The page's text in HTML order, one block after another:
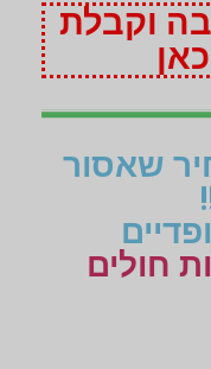
וקבלת
שאסור
חולים